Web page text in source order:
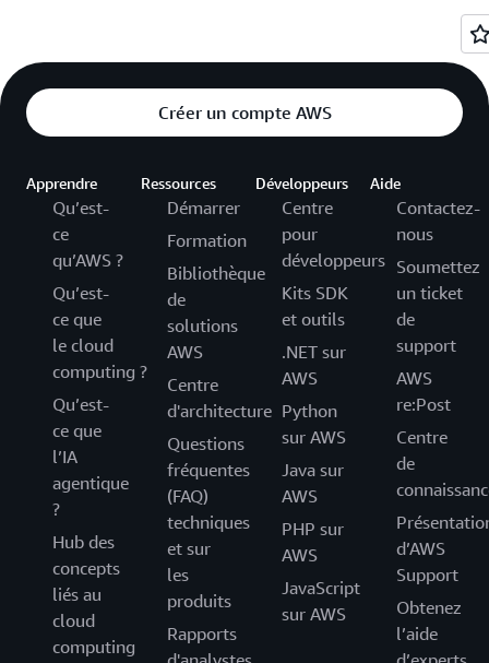
Créer un compte AWS
Apprendre
Qu’est-
ce
qu’AWS ?
Qu’est-
ce que
le cloud
computing ?
Qu’est-
ce que
l’IA
agentique
?
Hub des
concepts
liés au
cloud
computing
Ressources
Démarrer
Formation
Bibliothèque
de
solutions
AWS
Centre
d'architecture
Questions
fréquentes
(FAQ)
techniques
et sur
les
produits
Rapports
Développeurs
Centre
pour
développeurs
Kits SDK
et outils
.NET sur
AWS
Python
sur AWS
Java sur
AWS
PHP sur
AWS
JavaScript
sur AWS
Aide
Contactez-
nous
Soumettez
un ticket
de
support
AWS
re:Post
Centre
de
d’AWS
Support
Obtenez
l’aide